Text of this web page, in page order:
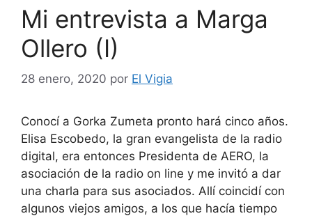
Mi entrevista a Marga
Ollero (I)
28 enero, 2020 por El Vigia
Conocí a Gorka Zumeta pronto hará cinco años.
Elisa Escobedo, la gran evangelista de la radio
digital, era entonces Presidenta de AERO, la
asociación de la radio on line y me invitó a dar
una charla para sus asociados. Allí coincidí con
algunos viejos amigos, a los que hacía tiempo